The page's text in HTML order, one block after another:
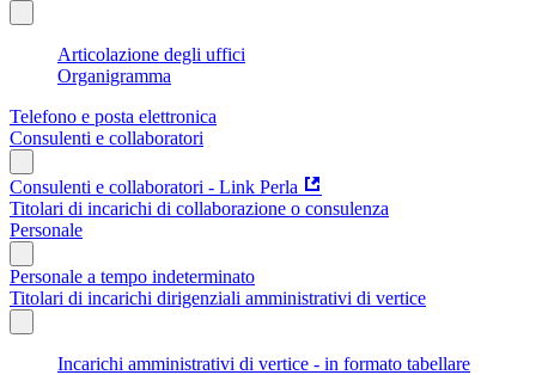
Articolazione degli uffici
Organigramma
Telefono e posta elettronica
Consulenti e collaboratori
Consulenti e collaboratori - Link Perla
Titolari di incarichi di collaborazione o consulenza
Personale
Personale a tempo indeterminato
Titolari di incarichi dirigenziali amministrativi di vertice
Incarichi amministrativi di vertice - in formato tabellare